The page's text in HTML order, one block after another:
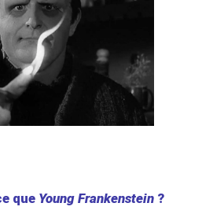
que Young Frankenstein ?